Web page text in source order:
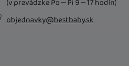
(v prevádzke Po – Pi 9 – 17 hodín)
objednavky@bestbaby.sk